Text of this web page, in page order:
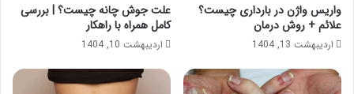
واریس واژن در بارداری چیست؟
علائم + روش درمان
اردیبهشت 13, 1404
علت جوش چانه چیست؟ | بررسی
کامل همراه با راهکار
اردیبهشت 10, 1404